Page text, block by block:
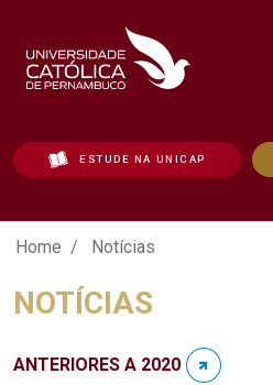
ESTUDE NA UNICAP
Notícias - Unicap
Home Notícias
NOTÍCIAS
ANTERIORES A 2020